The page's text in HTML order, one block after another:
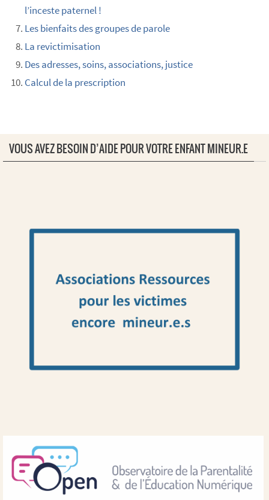
l’inceste paternel !
Les bienfaits des groupes de parole
La revictimisation
Des adresses, soins, associations, justice
Calcul de la prescription
VOUS AVEZ BESOIN D’AIDE POUR VOTRE ENFANT MINEUR.E